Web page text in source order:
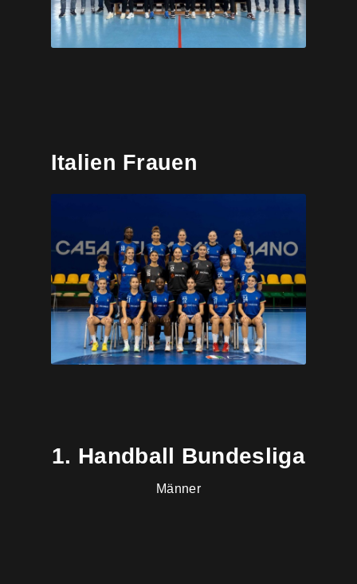
Italien Frauen
1. Handball Bundesliga
Männer